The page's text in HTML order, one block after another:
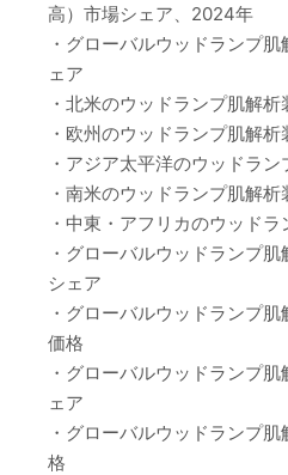
高）市場シェア、2024年
・グローバルウッドランプ
ェア
・北米のウッドランプ肌解
・欧州のウッドランプ肌解
・アジア太平洋のウッドラ
・南米のウッドランプ肌解
・中東・アフリカのウッド
・グローバルウッドランプ
シェア
・グローバルウッドランプ
価格
・グローバルウッドランプ
ェア
・グローバルウッドランプ
格